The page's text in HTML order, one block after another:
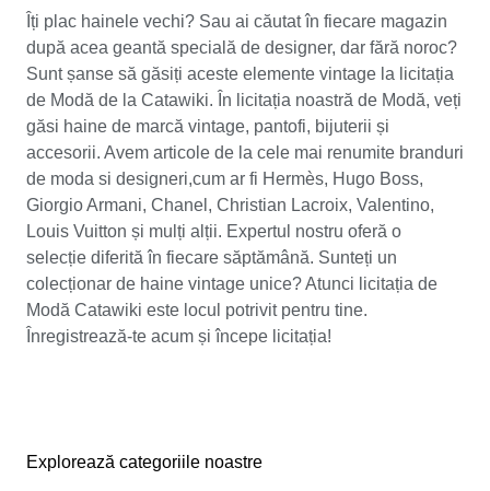
Îți plac hainele vechi? Sau ai căutat în fiecare magazin
după acea geantă specială de designer, dar fără noroc?
Sunt șanse să găsiți aceste elemente vintage la licitația
de Modă de la Catawiki. În licitația noastră de Modă, veți
găsi haine de marcă vintage, pantofi, bijuterii și
accesorii. Avem articole de la cele mai renumite branduri
de moda si designeri,cum ar fi Hermès, Hugo Boss,
Giorgio Armani, Chanel, Christian Lacroix, Valentino,
Louis Vuitton și mulți alții. Expertul nostru oferă o
selecție diferită în fiecare săptămână. Sunteți un
colecționar de haine vintage unice? Atunci licitația de
Modă Catawiki este locul potrivit pentru tine.
Înregistrează-te acum și începe licitația!
Explorează categoriile noastre